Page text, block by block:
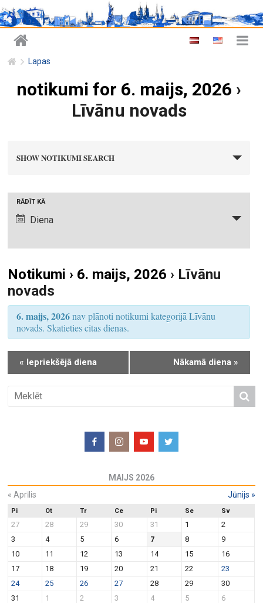
Lapas
notikumi for 6. maijs, 2026 ›
Līvānu novads
i
S
e
a
c
h
a
d
s
N
a
v
g
a
t
SHOW NOTIKUMI SEARCH
i
u
m
s
i
e
N
t
i
o
n
RĀDĪT KĀ
Diena
Notikumi › 6. maijs, 2026 › Līvānu
novads
6. maijs, 2026nav plānoti notikumi kategorijā Līvānu
novads. Skatieties citas dienas.
« Iepriekšējā diena Nākamā diena »
MAIJS 2026
« Aprīlis Jūnijs »
Pi Ot Tr Ce Pi Se Sv
27 28 29 30 31 1
2
3
4 5 6 7 8
9
10
11 12 13 14 15
16
17
18 19 20 21 22
23
24
25 26 27 28 29
30
31
1 2 3 4 5 6